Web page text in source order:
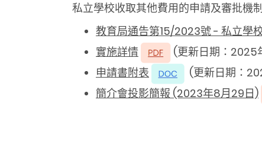
私立學校收取其他費用的申請及審批機
教育局通告第15/2023號 - 私立學
實施詳情
(更新日期：2025
申請書附表
(更新日期：
簡介會投影簡報 (2023年8月29日)